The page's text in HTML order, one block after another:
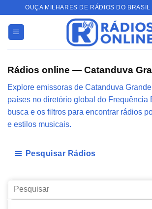
content
OUÇA MILHARES DE RÁDIOS DO BRASIL
Rádios online — Catanduva
Explore emissoras de Catanduva
países no diretório global do Frequência
busca e os filtros para encontrar rádios
e estilos musicais.
Pesquisar Rádios